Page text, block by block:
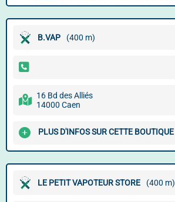
B.VAP (400 m)
16 Bd des Alliés
14000 Caen
PLUS D'INFOS SUR CETTE BOUTIQUE
LE PETIT VAPOTEUR STORE (400 m)